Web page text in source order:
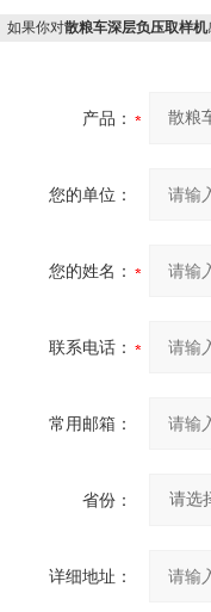
如果你对散粮车深层负压取样机
产品：
您的单位：
您的姓名：
联系电话：
常用邮箱：
省份：
详细地址：